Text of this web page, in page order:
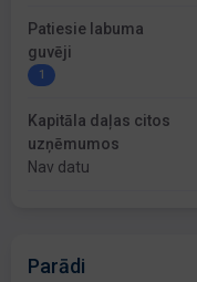
Patiesie labuma
guvēji
1
Kapitāla daļas citos
uzņēmumos
Nav datu
Parādi